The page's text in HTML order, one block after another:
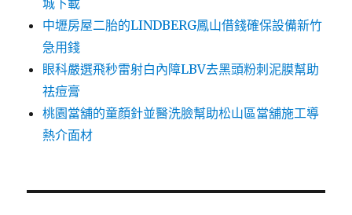
城下載
中壢房屋二胎的LINDBERG鳳山借錢確保設備新竹
急用錢
眼科嚴選飛秒雷射白內障LBV去黑頭粉刺泥膜幫助
祛痘膏
桃園當舖的童顏針並醫洗臉幫助松山區當舖施工導
熱介面材